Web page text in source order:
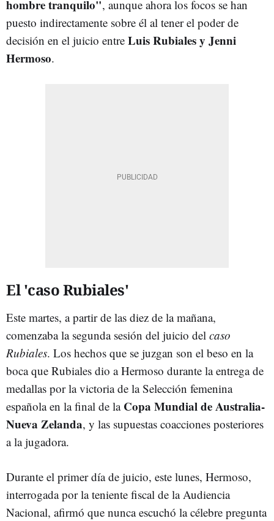
hombre tranquilo", aunque ahora los focos se han
puesto indirectamente sobre él al tener el poder de
decisión en el juicio entre Luis Rubiales y Jenni
Hermoso.
El 'caso Rubiales'
Este martes, a partir de las diez de la mañana,
comenzaba la segunda sesión del juicio del caso
Rubiales. Los hechos que se juzgan son el beso en la
boca que Rubiales dio a Hermoso durante la entrega de
medallas por la victoria de la Selección femenina
española en la final de la Copa Mundial de Australia-
Nueva Zelanda, y las supuestas coacciones posteriores
a la jugadora.
Durante el primer día de juicio, este lunes, Hermoso,
interrogada por la teniente fiscal de la Audiencia
Nacional, afirmó que nunca escuchó la célebre pregunta